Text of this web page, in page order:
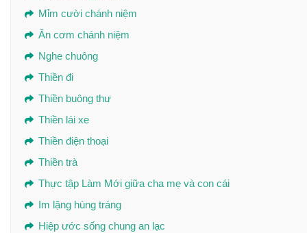
Mỉm cười chánh niệm
Ăn cơm chánh niệm
Nghe chuông
Thiền đi
Thiền buông thư
Thiền lái xe
Thiền điện thoại
Thiền trà
Thực tập Làm Mới giữa cha mẹ và con cái
Im lặng hùng tráng
Hiệp ước sống chung an lạc